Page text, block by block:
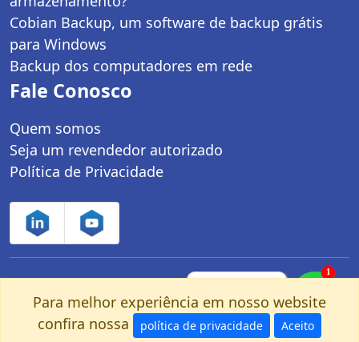
Cobian Backup, um software de backup grátis
para Windows
Backup dos computadores em rede
Fale Conosco
Quem somos
Seja um revendedor autorizado
Política de Privacidade
Controle Net Tecnologia LTDA | CNPJ:
03.247.280/0001-25 | Av. dos Carinás, 660 -
Moema | São Paulo, SP - CEP: 04086-011
Para melhor experiência em nosso website
confira nossa
política de privacidade Aceito
1
nosso Whatsapp!